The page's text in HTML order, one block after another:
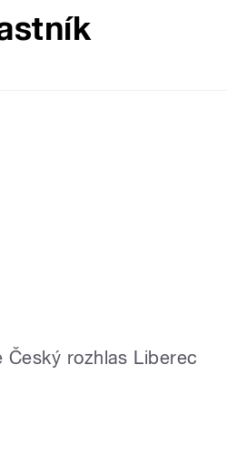
rozhlas Liberec